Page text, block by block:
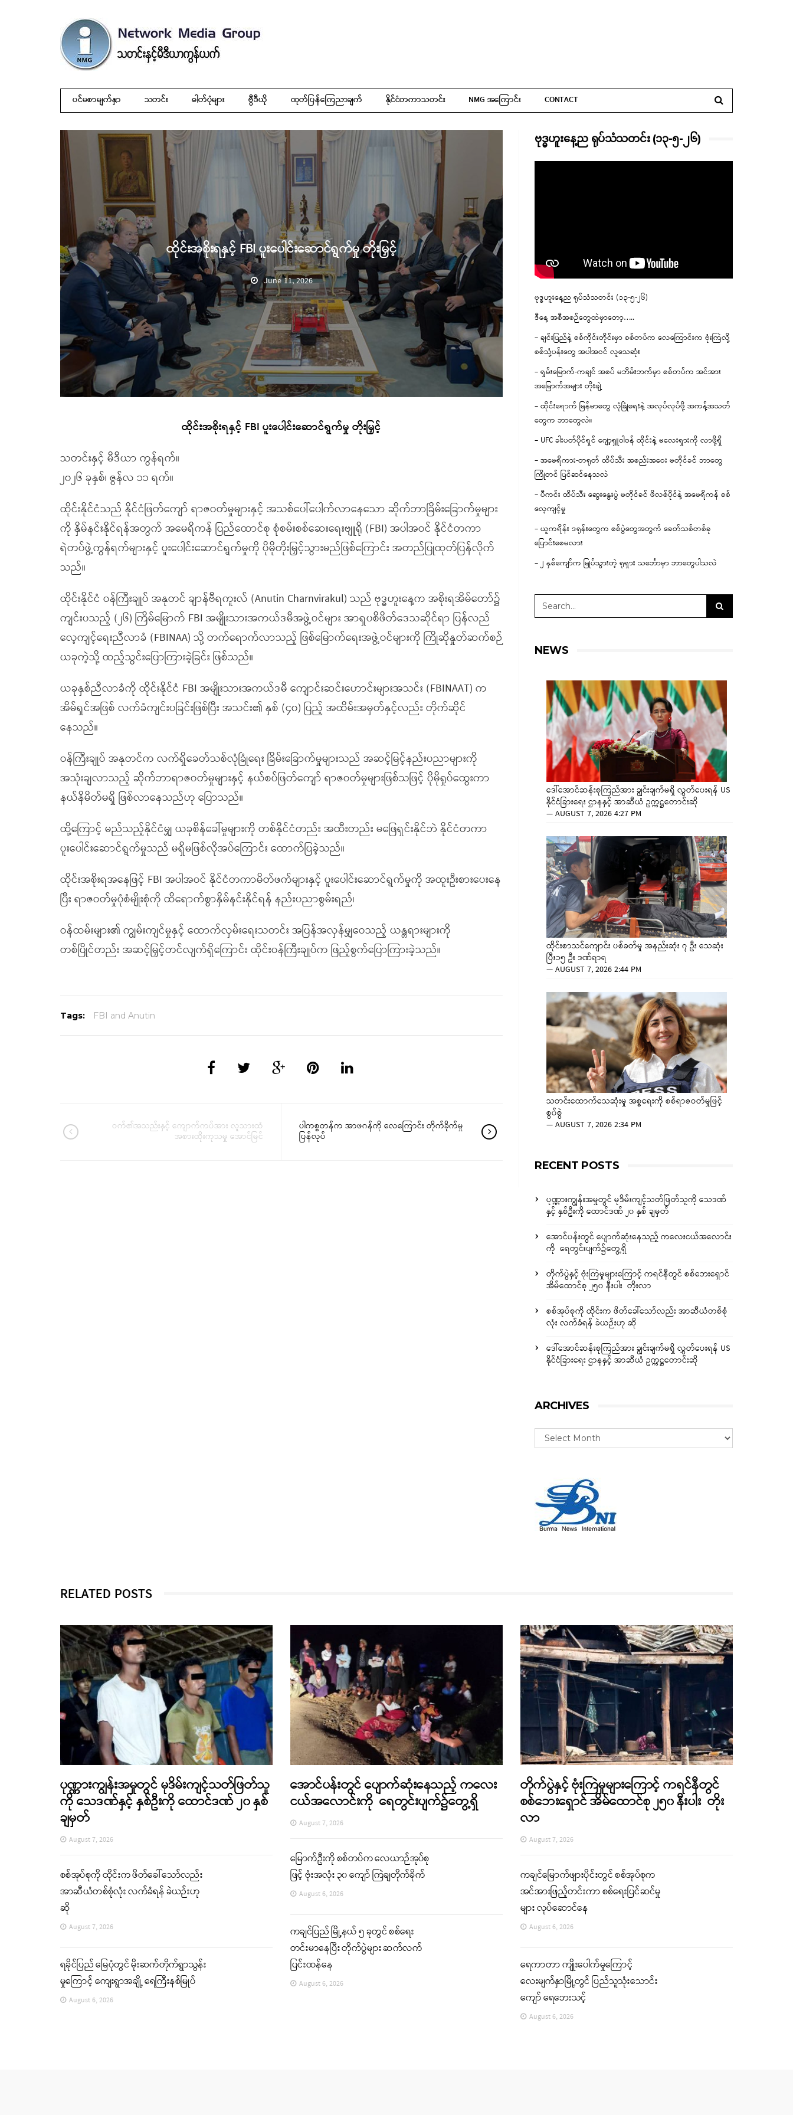
ပင်မစာမျက်နှာ သတင်း ဓါတ်ပုံများ ဗွီဒီယို ထုတ်ပြန်ကြေညာချက် နိုင်ငံတကာသတင်း NMG အကြောင်း CONTACT
ထိုင်းအစိုးရနှင့် FBI ပူးပေါင်းဆောင်ရွက်မှု တိုးမြှင့်
June 11, 2026
ထိုင်းအစိုးရနှင့် FBI ပူးပေါင်းဆောင်ရွက်မှု တိုးမြှင့်
သတင်းနှင့် မီဒီယာ ကွန်ရက်။
၂၀၂၆ ခုနှစ်၊ ဇွန်လ ၁၁ ရက်။
ထိုင်းနိုင်ငံသည် နိုင်ငံဖြတ်ကျော် ရာဇဝတ်မှုများနှင့် အသစ်ပေါ်ပေါက်လာနေသော ဆိုက်ဘာခြိမ်းခြောက်မှုများ
ကို နှိမ်နင်းနိုင်ရန်အတွက် အမေရိကန် ပြည်ထောင်စု စုံစမ်းစစ်ဆေးရေးဗျူရို (FBI) အပါအဝင် နိုင်ငံတကာ
ရဲတပ်ဖွဲ့ကွန်ရက်များနှင့် ပူးပေါင်းဆောင်ရွက်မှုကို ပိုမိုတိုးမြှင့်သွားမည်ဖြစ်ကြောင်း အတည်ပြုထုတ်ပြန်လိုက်
သည်။
ထိုင်းနိုင်ငံ ဝန်ကြီးချုပ် အနုတင် ချာန်ဗီရကူးလ် (Anutin Charnvirakul) သည် ဗုဒ္ဓဟူးနေ့က အစိုးရအိမ်တော်၌
ကျင်းပသည့် (၂၆) ကြိမ်မြောက် FBI အမျိုးသားအကယ်ဒမီအဖွဲ့ဝင်များ အာရှပစိဖိတ်ဒေသဆိုင်ရာ ပြန်လည်
လေ့ကျင့်ရေးညီလာခံ (FBINAA) သို့ တက်ရောက်လာသည့် ဖြစ်မြောက်ရေးအဖွဲ့ဝင်များကို ကြိုဆိုနှုတ်ဆက်စဉ်
ယခုကဲ့သို့ ထည့်သွင်းပြောကြားခဲ့ခြင်း ဖြစ်သည်။
ယခုနှစ်ညီလာခံကို ထိုင်းနိုင်ငံ FBI အမျိုးသားအကယ်ဒမီ ကျောင်းဆင်းဟောင်းများအသင်း (FBINAAT) က
အိမ်ရှင်အဖြစ် လက်ခံကျင်းပခြင်းဖြစ်ပြီး အသင်း၏ နှစ် (၄၀) ပြည့် အထိမ်းအမှတ်နှင့်လည်း တိုက်ဆိုင်
နေသည်။
ဝန်ကြီးချုပ် အနုတင်က လက်ရှိခေတ်သစ်လုံခြုံရေး ခြိမ်းခြောက်မှုများသည် အဆင့်မြင့်နည်းပညာများကို
အသုံးချလာသည့် ဆိုက်ဘာရာဇဝတ်မှုများနှင့် နယ်စပ်ဖြတ်ကျော် ရာဇဝတ်မှုများဖြစ်သဖြင့် ပိုမိုရှုပ်ထွေးကာ
နယ်နိမိတ်မရှိ ဖြစ်လာနေသည်ဟု ပြောသည်။
ထို့ကြောင့် မည်သည့်နိုင်ငံမျှ ယခုစိန်ခေါ်မှုများကို တစ်နိုင်ငံတည်း အထီးတည်း မဖြေရှင်းနိုင်ဘဲ နိုင်ငံတကာ
ပူးပေါင်းဆောင်ရွက်မှုသည် မရှိမဖြစ်လိုအပ်ကြောင်း ထောက်ပြခဲ့သည်။
ထိုင်းအစိုးရအနေဖြင့် FBI အပါအဝင် နိုင်ငံတကာမိတ်ဖက်များနှင့် ပူးပေါင်းဆောင်ရွက်မှုကို အထူးဦးစားပေးနေ
ပြီး ရာဇဝတ်မှုပုံစံမျိုးစုံကို ထိရောက်စွာနှိမ်နင်းနိုင်ရန် နည်းပညာစွမ်းရည်၊
ဝန်ထမ်းများ၏ ကျွမ်းကျင်မှုနှင့် ထောက်လှမ်းရေးသတင်း အပြန်အလှန်မျှဝေသည့် ယန္တရားများကို
တစ်ပြိုင်တည်း အဆင့်မြှင့်တင်လျက်ရှိကြောင်း ထိုင်းဝန်ကြီးချုပ်က ဖြည့်စွက်ပြောကြားခဲ့သည်။
Tags: FBI and Anutin
ဝက်၏အသည်းနှင့် ကျောက်ကပ်အား လူသားထံ
အစားထိုးကုသမှု အောင်မြင်
ပါကစ္စတန်က အာဖဂန်ကို လေကြောင်း တိုက်ခိုက်မှု
ပြန်လုပ်
ဗုဒ္ဓဟူးနေ့ည ရုပ်သံသတင်း (၁၃-၅-၂၆)
ဗုဒ္ဓဟူးနေ့ည ရုပ်သံသတင်း (၁၃-၅-၂၆)
ဒီနေ့ အစီအစဉ်တွေထဲမှာတော့…..
– ချင်းပြည်နဲ့ စစ်ကိုင်းတိုင်းမှာ စစ်တပ်က လေကြောင်းက ဗုံးကြဲလို့
စစ်သုံ့ပန်းတွေ အပါအဝင် လူသေဆုံး
– ရှမ်းမြောက်-ကချင် အစပ် မဘိမ်းဘက်မှာ စစ်တပ်က အင်အား
အမြောက်အများ တိုးချဲ့
– ထိုင်းရောက် မြန်မာတွေ လုံခြုံရေးနဲ့ အလုပ်လုပ်ဖို့ အကန့်အသတ်
တွေက ဘာတွေလဲ။
– UFC ခါးပတ်ပိုင်ရှင် ဂျော့ရှူဝါဗန် ထိုင်းနဲ့ မလေးရှားကို လာဖို့ရှိ
– အမေရိကား-တရုတ် ထိပ်သီး အစည်းအဝေး မတိုင်ခင် ဘာတွေ
ကြိုတင် ပြင်ဆင်နေသလဲ
– ပီကင်း ထိပ်သီး ဆွေးနွေးပွဲ မတိုင်ခင် ဖိလစ်ပိုင်နဲ့ အမေရိကန် စစ်
လေ့ကျင့်မှု
– ယူကရိန်း ဒရုန်းတွေက စစ်ပွဲတွေအတွက် ခေတ်သစ်တစ်ခု
ပြောင်းစေမလား
– ၂ နှစ်ကျော်က မြုပ်သွားတဲ့ ရုရှား သင်္ဘောမှာ ဘာတွေပါသလဲ
NEWS
ဒေါ်အောင်ဆန်းစုကြည်အား ချွင်းချက်မရှိ လွှတ်ပေးရန် US
နိုင်ငံခြားရေး ဌာနနှင့် အာဆီယံ ဥက္ကဋ္ဌတောင်းဆို
—AUGUST 7, 2026 4:27 PM
ထိုင်းစာသင်ကျောင်း ပစ်ခတ်မှု အနည်းဆုံး ၇ ဦး သေဆုံး
ပြီး၁၅ ဦး ဒဏ်ရာရ
—AUGUST 7, 2026 2:44 PM
သတင်းထောက်သေဆုံးမှု အစ္စရေးကို စစ်ရာဇဝတ်မှုဖြင့်
စွပ်စွဲ
—AUGUST 7, 2026 2:34 PM
RECENT POSTS
ပုဏ္ဏားကျွန်းအမှုတွင် မုဒိမ်းကျင့်သတ်ဖြတ်သူကို သေဒဏ်
နှင့် နှစ်ဦးကို ထောင်ဒဏ် ၂၀ နှစ် ချမှတ်
အောင်ပန်းတွင် ပျောက်ဆုံးနေသည့် ကလေးငယ်အလောင်း
ကို ရေတွင်းပျက်၌တွေ့ရှိ
တိုက်ပွဲနှင့် ဗုံးကြဲမှုများကြောင့် ကရင်နီတွင် စစ်ဘေးရှောင်
အိမ်ထောင်စု ၂၅၀ နီးပါး တိုးလာ
စစ်အုပ်စုကို ထိုင်းက ဖိတ်ခေါ်သော်လည်း အာဆီယံတစ်စုံ
လုံး လက်ခံရန် ခဲယဉ်းဟု ဆို
ဒေါ်အောင်ဆန်းစုကြည်အား ချွင်းချက်မရှိ လွှတ်ပေးရန် US
နိုင်ငံခြားရေး ဌာနနှင့် အာဆီယံ ဥက္ကဋ္ဌတောင်းဆို
ARCHIVES
RELATED POSTS
ပုဏ္ဏားကျွန်းအမှုတွင် မုဒိမ်းကျင့်သတ်ဖြတ်သူ
ကို သေဒဏ်နှင့် နှစ်ဦးကို ထောင်ဒဏ် ၂၀ နှစ်
ချမှတ်
August 7, 2026
စစ်အုပ်စုကို ထိုင်းက ဖိတ်ခေါ်သော်လည်း
အာဆီယံတစ်စုံလုံး လက်ခံရန် ခဲယဉ်းဟု
ဆို
August 7, 2026
ရခိုင်ပြည် မြေပုံတွင် မိုးဆက်တိုက်ရွာသွန်း
မှုကြောင့် ကျေးရွာအချို့ ရေကြီးနစ်မြုပ်
August 6, 2026
အောင်ပန်းတွင် ပျောက်ဆုံးနေသည့် ကလေး
ငယ်အလောင်းကို ရေတွင်းပျက်၌တွေ့ရှိ
August 7, 2026
မြောက်ဦးကို စစ်တပ်က လေယာဉ်အုပ်စု
ဖြင့် ဗုံးအလုံး ၃၀ ကျော် ကြဲချတိုက်ခိုက်
August 6, 2026
ကချင်ပြည် မြို့နယ် ၅ ခုတွင် စစ်ရေး
တင်းမာနေပြီး တိုက်ပွဲများ ဆက်လက်
ပြင်းထန်နေ
August 6, 2026
တိုက်ပွဲနှင့် ဗုံးကြဲမှုများကြောင့် ကရင်နီတွင်
စစ်ဘေးရှောင် အိမ်ထောင်စု ၂၅၀ နီးပါး တိုး
လာ
August 7, 2026
ကချင်မြောက်ဖျားပိုင်းတွင် စစ်အုပ်စုက
အင်အားဖြည့်တင်းကာ စစ်ရေးပြင်ဆင်မှု
များ လုပ်ဆောင်နေ
August 6, 2026
ရေကာတာ ကျိုးပေါက်မှုကြောင့်
လေးမျက်နှာမြို့တွင် ပြည်သူသုံးသောင်း
ကျော် ရေဘေးသင့်
August 6, 2026